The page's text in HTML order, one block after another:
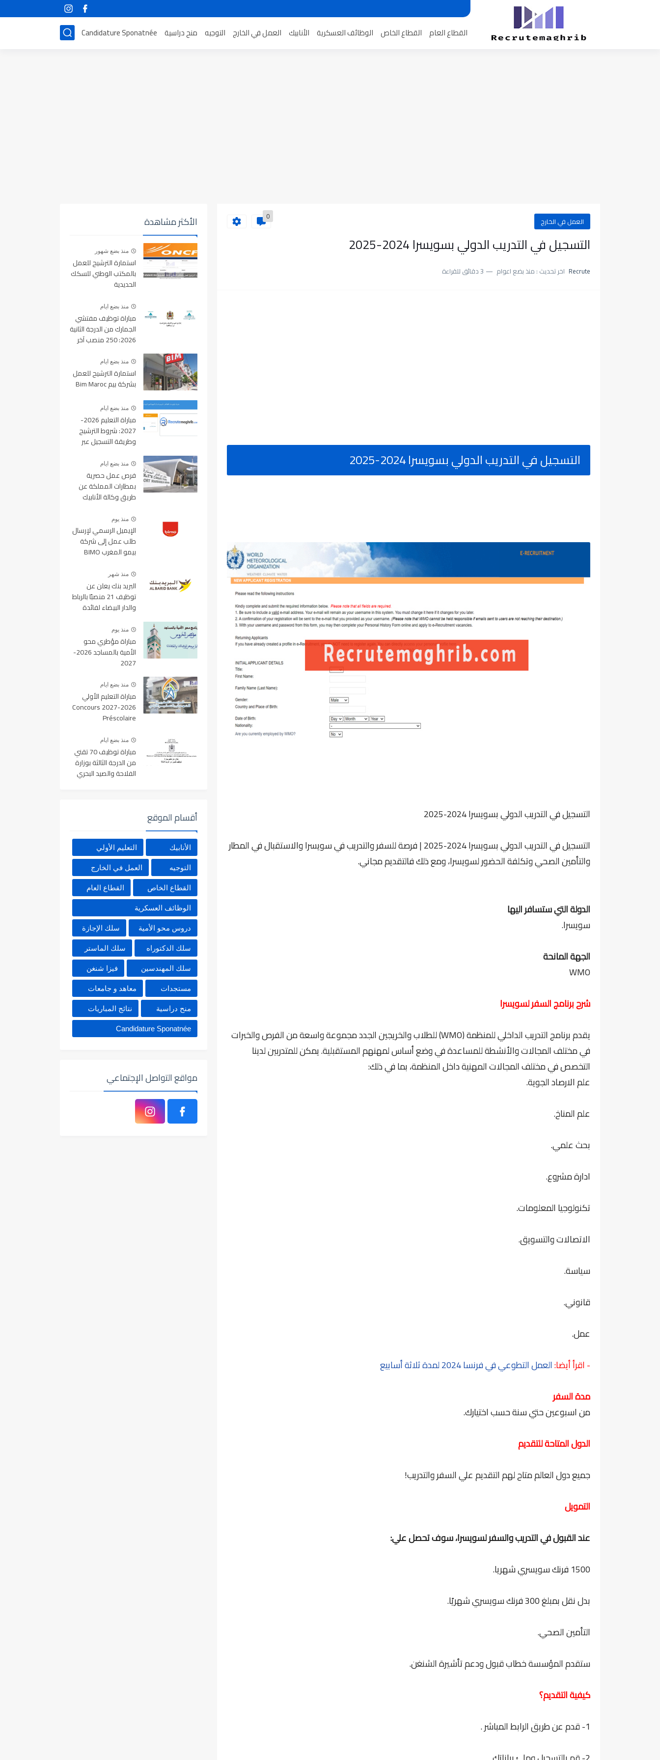
القطاع العام القطاع الخاص الوظائف العسكرية الأنابيك العمل في الخارج التوجيه منح دراسية Candidature Sponatnée
العمل في الخارج 0
التسجيل في التدريب الدولي بسويسرا 2024-2025
Recrute اخر تحديث : منذ بضع اعوام 3 دقائق للقراءة
التسجيل في التدريب الدولي بسويسرا 2024-2025
التسجيل في التدريب الدولي بسويسرا 2024-2025
التسجيل في التدريب الدولي بسويسرا 2024-2025
| فرصة للسفر والتدريب في سويسرا والاستقبال في المطار
والتأمين الصحي وتكلفة الحضور لسويسرا، ومع ذلك فالتقديم مجاني.
الدولة التي ستسافر اليها
سويسرا.
الجهة المانحة
WMO
شرح برنامج السفر لسويسرا
يقدم برنامج التدريب الداخلي للمنظمة (WMO) للطلاب والخريجين الجدد مجموعة واسعة من الفرص والخبرات
في مختلف المجالات والأنشطة للمساعدة في وضع أساس لمهنهم المستقبلية. يمكن للمتدربين لدينا
التخصص في مختلف المجالات المهنية داخل المنظمة، بما في ذلك:
علم الارصاد الجوية.
علم المناخ.
بحث علمي.
ادارة مشروع.
تكنولوجيا المعلومات.
الاتصالات والتسويق.
سياسة.
قانوني.
عمل.
- اقرأ أيضا:العمل التطوعي في فرنسا 2024 لمدة ثلاثة أسابيع
مدة السفر
من اسبوعين حتي سنة حسب اختيارك.
الدول المتاحة للتقديم
جميع دول العالم متاح لهم التقديم علي السفر والتدريب!
التمويل
عند القبول في التدريب والسفر لسويسرا، سوف تحصل علي:
1500 فرنك سويسري شهريا.
بدل نقل بمبلغ 300 فرنك سويسري شهريًا.
التأمين الصحي.
ستقدم المؤسسة خطاب قبول ودعم تأشيرة الشنغن.
كيفية التقديم؟
1- قدم عن طريق الرابط المباشر .
الأكثر مشاهدة
منذ بضع شهور
استمارة الترشيح للعمل
بالمكتب الوطني للسكك
الحديدية
منذ بضع ايام
مباراة توظيف مفتشي
الجمارك من الدرجة الثانية
2026: 250 منصب آخر
2026منذ بضع ايام
استمارة الترشيح للعمل
بشركة بيم Bim Maroc
منذ بضع ايام
مباراة التعليم 2026-
2027: شروط الترشيح
وطريقة التسجيل عبر
منذ بضع ايام
فرص عمل حصرية
بمطارات المملكة عن
طريق وكالة الأنابيك
منذ يوم
الإيميل الرسمي لإرسال
طلب عمل إلى شركة
بيمو المغرب BIMO
منذ شهر
البريد بنك يعلن عن
توظيف 21 منصبًا بالرباط
والدار البيضاء لفائدة
والتقنيين
منذ يوم
مباراة مؤطري محو
الأمية بالمساجد 2026-
2027
منذ بضع ايام
مباراة التعليم الأولي
2026-2027 Concours
Préscolaire
منذ بضع ايام
مباراة توظيف 70 تقني
من الدرجة الثالثة بوزارة
الفلاحة والصيد البحري
أقسام الموقع
الأنابيك التعليم الأولي
التوجيه العمل في الخارج
القطاع الخاص القطاع العام
الوظائف العسكرية
دروس محو الأمية سلك الإجازة
سلك الدكتوراه سلك الماستر
سلك المهندسين فيزا شنغن
مستجدات معاهد و جامعات
منح دراسية نتائج المباريات
Candidature Sponatnée
مواقع التواصل الإجتماعي